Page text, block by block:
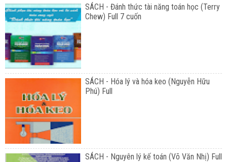
SÁCH - Đánh thức tài năng toán học (Terry
Chew) Full 7 cuốn
SÁCH - Hóa lý và hóa keo (Nguyễn Hữu
Phú) Full
SÁCH - Nguyên lý kế toán (Võ Văn Nhị) Full